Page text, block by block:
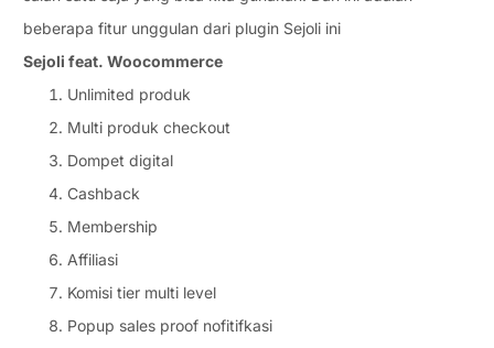
beberapa fitur unggulan dari plugin Sejoli ini
Sejoli feat. Woocommerce
Unlimited produk
Multi produk checkout
Dompet digital
Cashback
Membership
Affiliasi
Komisi tier multi level
Popup sales proof nofitifkasi